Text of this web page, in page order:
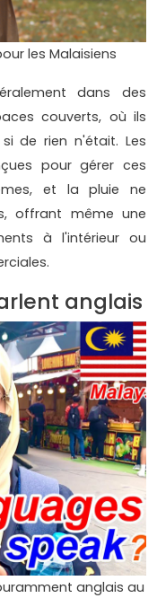
les Malaisiens
dans des
couverts, où ils
de rien n'était. Les
pour gérer ces
et la pluie ne
offrant même une
à l'intérieur ou
anglais
anglais au